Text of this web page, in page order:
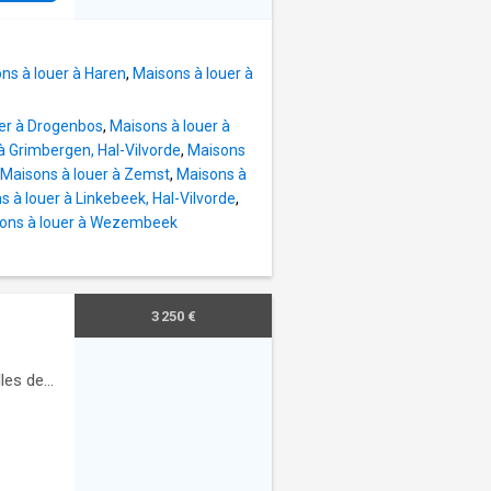
leà louer à Haren, Maisons à louer à
à Drogenbos, Maisons à louer à
Grimbergen, Hal-Vilvorde, Maisons
Maisons à louer à Zemst, Maisons à
à louer à Linkebeek, Hal-Vilvorde,
à louer à Wezembeek
de
3 250 €